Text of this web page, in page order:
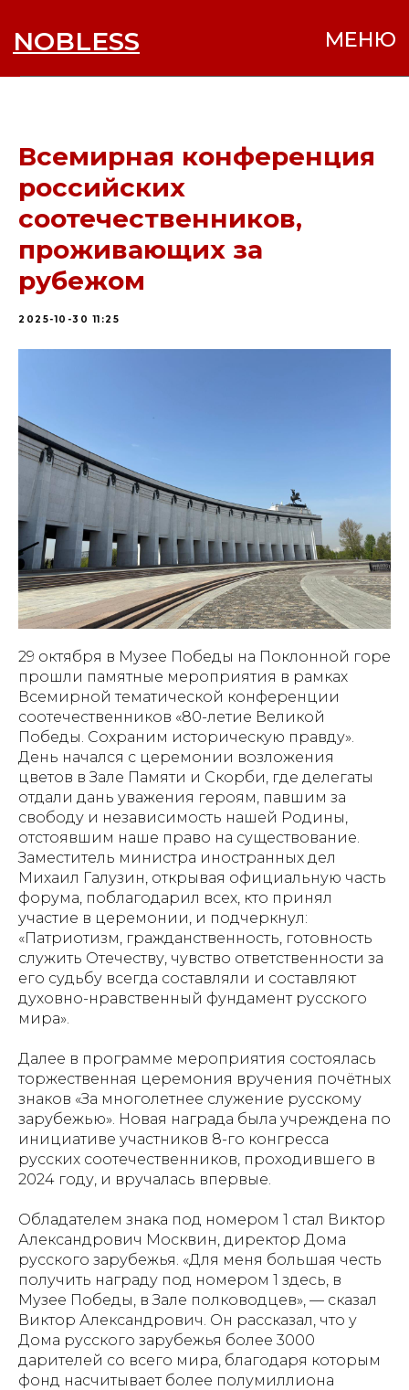
NOBLESS
Всемирная конференция
российских
соотечественников,
проживающих за
рубежом
2025-10-30 11:25
29 октября в Музее Победы на Поклонной горе
прошли памятные мероприятия в рамках
Всемирной тематической конференции
соотечественников «80-летие Великой
Победы. Сохраним историческую правду».
День начался с церемонии возложения
цветов в Зале Памяти и Скорби, где делегаты
отдали дань уважения героям, павшим за
свободу и независимость нашей Родины,
отстоявшим наше право на существование.
Заместитель министра иностранных дел
Михаил Галузин, открывая официальную часть
форума, поблагодарил всех, кто принял
участие в церемонии, и подчеркнул:
«Патриотизм, гражданственность, готовность
служить Отечеству, чувство ответственности за
его судьбу всегда составляли и составляют
духовно-нравственный фундамент русского
мира».
Далее в программе мероприятия состоялась
торжественная церемония вручения почётных
знаков «За многолетнее служение русскому
зарубежью». Новая награда была учреждена по
инициативе участников 8-го конгресса
русских соотечественников, проходившего в
2024 году, и вручалась впервые.
Обладателем знака под номером 1 стал Виктор
Александрович Москвин, директор Дома
русского зарубежья. «Для меня большая честь
получить награду под номером 1 здесь, в
Музее Победы, в Зале полководцев», — сказал
Виктор Александрович. Он рассказал, что у
Дома русского зарубежья более 3000
дарителей со всего мира, благодаря которым
фонд насчитывает более полумиллиона